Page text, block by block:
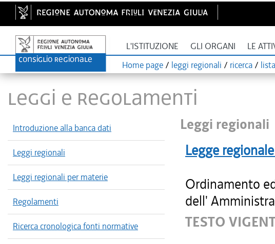
L'ISTITUZIONE GLI ORGANI LE
Home page / leggi regionali / ricerca / lista
LEGGI E REGOLAMENTI
Introduzione alla banca dati
Leggi regionali
Leggi regionali per materie
Regolamenti
Ricerca cronologica fonti normative
Leggi regionali
Legge regionale
Ordinamento
dell'
TESTO